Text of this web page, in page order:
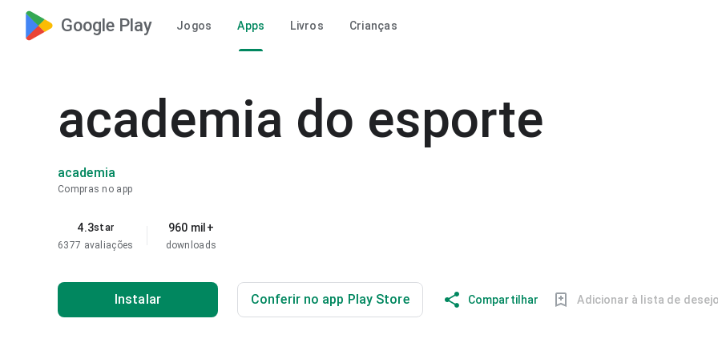
Google Play Jogos Apps Livros Crianças
academia do esporte
academia
Compras no app
4.3star
6377 avaliações
960 mil+
downloads
Instalar Conferir no app Play Store Compartilhar Adicionar à lista de